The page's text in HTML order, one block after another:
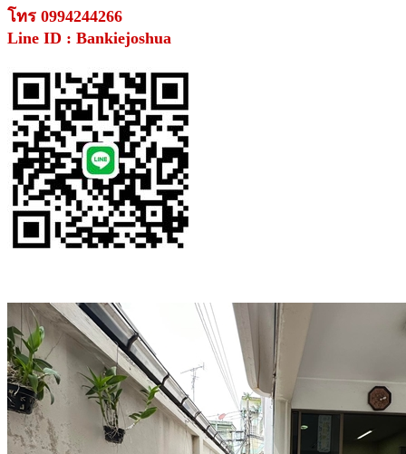
โทร 0994244266
Line ID : Bankiejoshua